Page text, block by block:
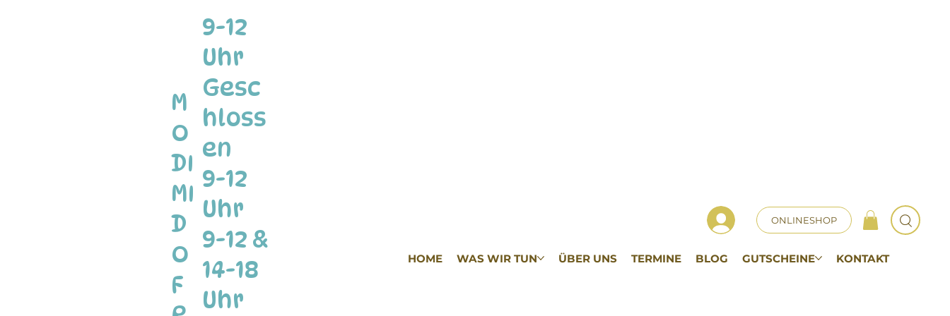
M
O
DI
MI
D
O
F
9-12
Uhr
Gesc
hloss
en
9-12
Uhr
9-12 &
14-18
Uhr
ONLINESHOP
HOME WAS WIR TUN ÜBER UNS TERMINE BLOG GUTSCHEINE KONTAKT